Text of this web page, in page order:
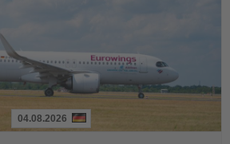
04.08.2026